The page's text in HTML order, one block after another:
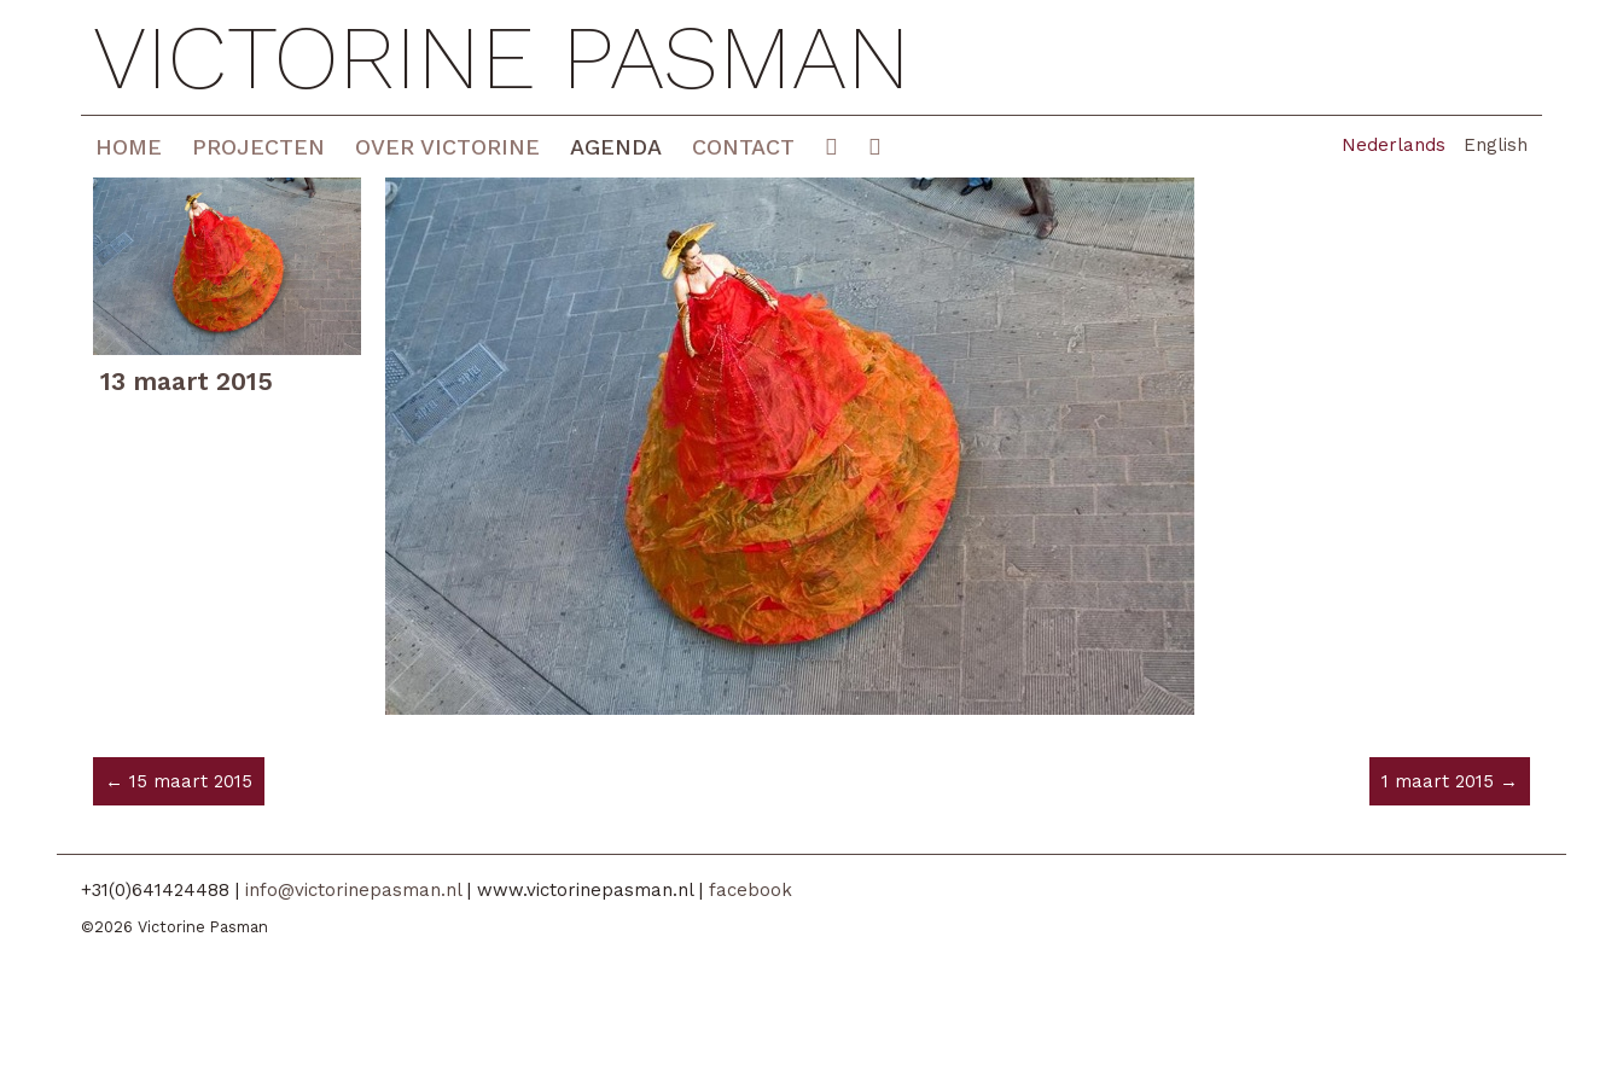
VICTORINE PASMAN
Nederlands English
HOME PROJECTEN OVER VICTORINE AGENDA CONTACT
13 maart 2015
1 maart 2015 →
← 15 maart 2015
+31(0)641424488 |info@victorinepasman.nl| www.victorinepasman.nl |facebook
©2026 Victorine Pasman